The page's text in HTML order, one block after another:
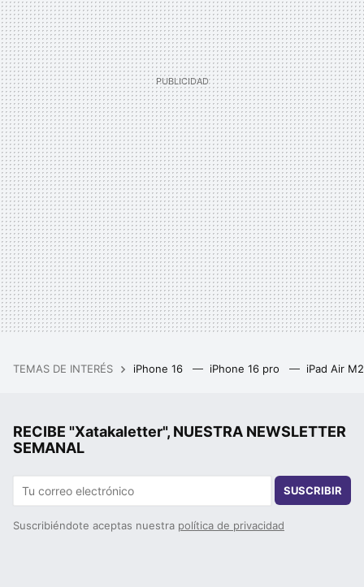
TEMAS DE INTERÉS iPhone 16 iPhone 16 pro iPad Air
RECIBE "Xatakaletter", NUESTRA NEWSLETTER
SEMANAL
SUSCRIBIR
Suscribiéndote aceptas nuestra política de privacidad